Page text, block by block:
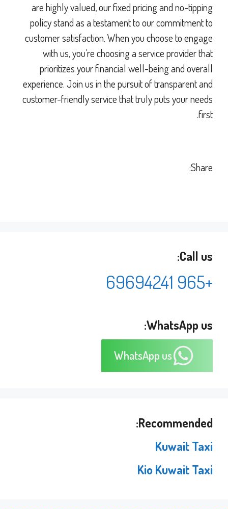
are highly valued, our fixed pricing and no-tipping
policy stand as a testament to our commitment to
customer satisfaction. When you choose to engage
with us, you’re choosing a service provider that
prioritizes your financial well-being and overall
experience. Join us in the pursuit of transparent and
customer-friendly service that truly puts your needs
first.
Share:
Call us:
+965 69694241
WhatsApp us:
WhatsApp us
Recommended:
Kuwait Taxi
Kio Kuwait Taxi